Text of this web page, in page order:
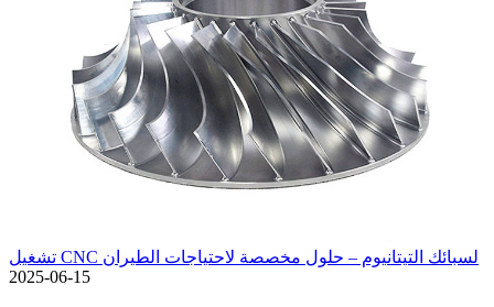
تشغيل CNC لسبائك التيتانيوم – حلول مخصصة لاحتياجات الطيران
2025-06-15